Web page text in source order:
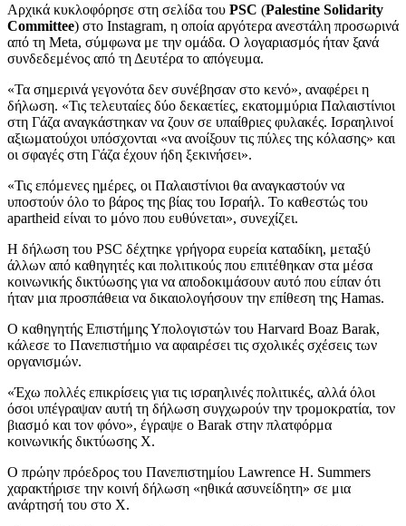
Αρχικά κυκλοφόρησε στη σελίδα του PSC (Palestine Solidarity
Committee) στο Instagram, η οποία αργότερα ανεστάλη προσωρινά
από τη Meta, σύμφωνα με την ομάδα. Ο λογαριασμός ήταν ξανά
συνδεδεμένος από τη Δευτέρα το απόγευμα.
«Τα σημερινά γεγονότα δεν συνέβησαν στο κενό», αναφέρει η
δήλωση. «Τις τελευταίες δύο δεκαετίες, εκατομμύρια Παλαιστίνιοι
στη Γάζα αναγκάστηκαν να ζουν σε υπαίθριες φυλακές. Ισραηλινοί
αξιωματούχοι υπόσχονται «να ανοίξουν τις πύλες της κόλασης» και
οι σφαγές στη Γάζα έχουν ήδη ξεκινήσει».
«Τις επόμενες ημέρες, οι Παλαιστίνιοι θα αναγκαστούν να
υποστούν όλο το βάρος της βίας του Ισραήλ. Το καθεστώς του
apartheid είναι το μόνο που ευθύνεται», συνεχίζει.
Η δήλωση του PSC δέχτηκε γρήγορα ευρεία καταδίκη, μεταξύ
άλλων από καθηγητές και πολιτικούς που επιτέθηκαν στα μέσα
κοινωνικής δικτύωσης για να αποδοκιμάσουν αυτό που είπαν ότι
ήταν μια προσπάθεια να δικαιολογήσουν την επίθεση της Hamas.
Ο καθηγητής Επιστήμης Υπολογιστών του Harvard Boaz Barak,
κάλεσε το Πανεπιστήμιο να αφαιρέσει τις σχολικές σχέσεις των
οργανισμών.
«Έχω πολλές επικρίσεις για τις ισραηλινές πολιτικές, αλλά όλοι
όσοι υπέγραψαν αυτή τη δήλωση συγχωρούν την τρομοκρατία, τον
βιασμό και τον φόνο», έγραψε ο Barak στην πλατφόρμα
κοινωνικής δικτύωσης X.
Ο πρώην πρόεδρος του Πανεπιστημίου Lawrence H. Summers
χαρακτήρισε την κοινή δήλωση «ηθικά ασυνείδητη» σε μια
ανάρτησή του στο X.